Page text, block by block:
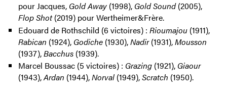
pour Jacques, Gold Away(1998), Gold Sound(2005),
Flop Shot(2019) pour Wertheimer&Frère.
Edouard de Rothschild (6 victoires) : Rioumajou(1911),
Rabican (1924), Godiche (1930),Nadir(1931),Mousson
(1937),Bacchus(1939).
Marcel Boussac (5 victoires) : Grazing (1921), Giaour
(1943),Ardan (1944),Norval(1949),Scratch (1950).